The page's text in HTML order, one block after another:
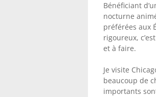
Bénéficiant
nocturne
préférées aux
rigoureux,
et à faire.
Je visite
beaucoup de
importants